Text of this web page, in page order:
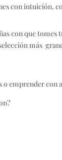
con intuición,
con que tomes
más
emprender